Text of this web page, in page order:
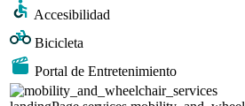
Accesibilidad
Bicicleta
Portal de Entretenimiento